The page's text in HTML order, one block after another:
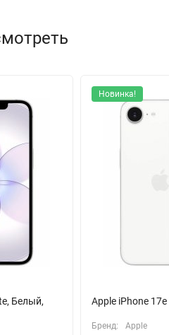
видеосъемки. Записывайте
5G, что обеспечивает
MagSafe и возможность
IP68, этот смартфон
на камере, подчеркивают его
не просто смартфон, а ваш
Откройте новые
Белый,
Новинка!
Apple iPhone
Бренд: Apple